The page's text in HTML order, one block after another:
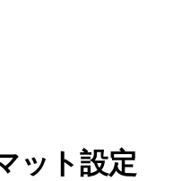
ット設定